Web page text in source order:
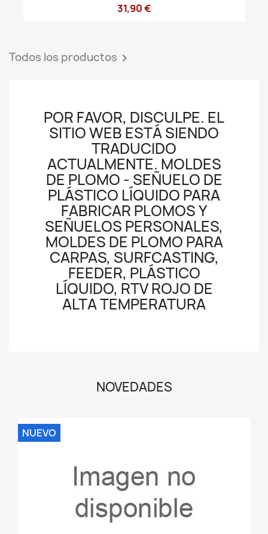
31,90 €
Todos los productos 
POR FAVOR, DISCULPE. EL
SITIO WEB ESTÁ SIENDO
TRADUCIDO
ACTUALMENTE. MOLDES
DE PLOMO - SEÑUELO DE
PLÁSTICO LÍQUIDO PARA
FABRICAR PLOMOS Y
SEÑUELOS PERSONALES,
MOLDES DE PLOMO PARA
CARPAS, SURFCASTING,
FEEDER, PLÁSTICO
LÍQUIDO, RTV ROJO DE
ALTA TEMPERATURA
NOVEDADES
NUEVO